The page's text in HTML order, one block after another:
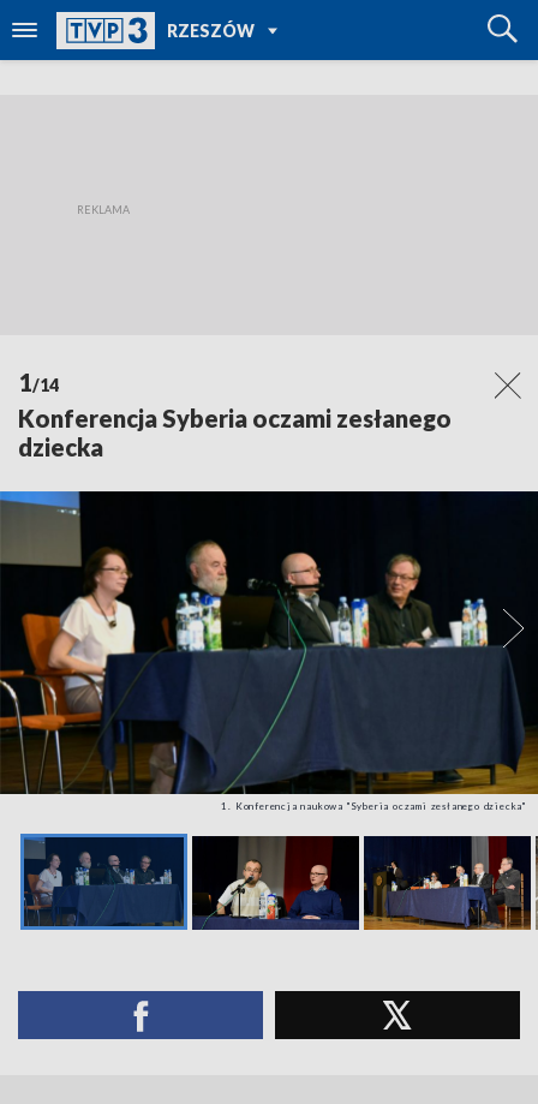
RZESZÓW
POWRÓT DO
TVP REGIONY
1/14
Konferencja Syberia oczami zesłanego
dziecka
1. Konferencja naukowa "Syberia oczami zesłanego dziecka"